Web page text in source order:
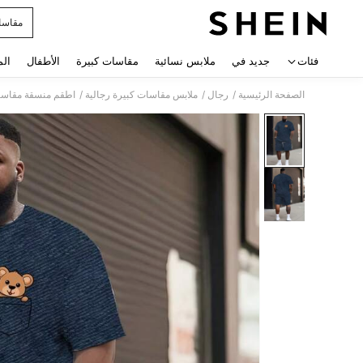
فئات جديد في ملابس نسائية مقاسات كبيرة الأطفال
الصفحة الرئيسية / رجال / ملابس مقاسات كبيرة رجالية / اطقم منسقة